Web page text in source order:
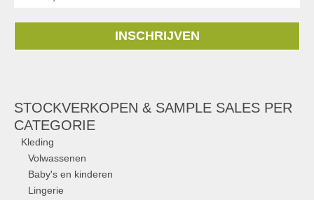
INSCHRIJVEN
STOCKVERKOPEN & SAMPLE SALES PER
CATEGORIE
Kleding
Volwassenen
Baby's en kinderen
Lingerie